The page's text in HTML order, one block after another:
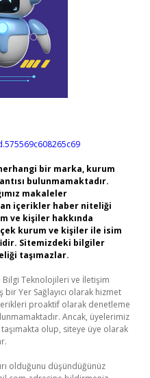
bir marka, kurum
bulunmamaktadır.
makaleler
içerikler haber niteliği
ve kişiler hakkında
kurum ve kişiler ile isim
Sitemizdeki bilgiler
taşımazlar.
Bilgi Teknolojileri ve İletişim
bir Yer Sağlayıcı olarak hizmet
proaktif olarak denetleme
Ancak, üyelerimiz
olup, siteye üye olarak
olduğunu düşündüğünüz